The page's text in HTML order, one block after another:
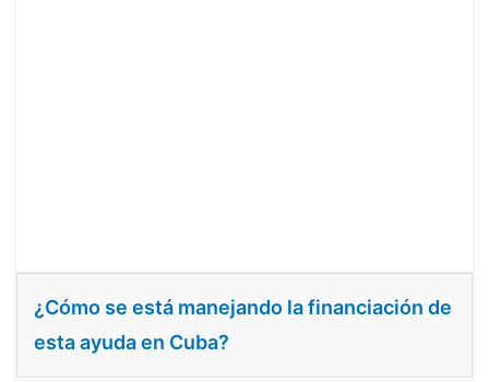
¿Cómo se está manejando la financiación de
esta ayuda en Cuba?